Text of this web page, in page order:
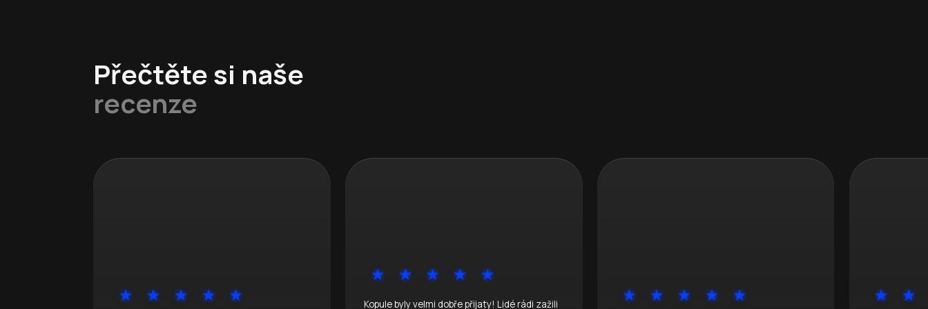
Přečtěte si naše
recenze
Kopule byly velmi dobře přijaty! Lidé rádi zažili